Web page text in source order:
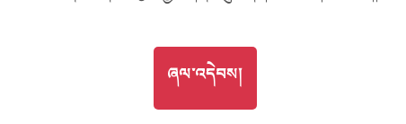
GO TOཞལ་འདེབས།
ཞལ་འདེབས།